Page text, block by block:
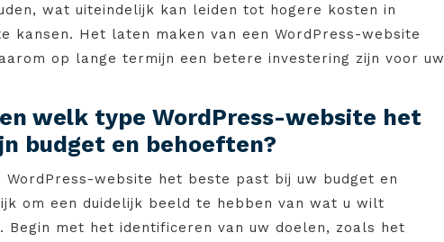
wat uiteindelijk kan leiden tot hogere kosten in
kansen. Het laten maken van een WordPress-website
op lange termijn een betere investering zijn voor uw
welk type WordPress-website het
budget en behoeften?
website het beste past bij uw budget en
om een duidelijk beeld te hebben van wat u wilt
Begin met het identificeren van uw doelen, zoals het